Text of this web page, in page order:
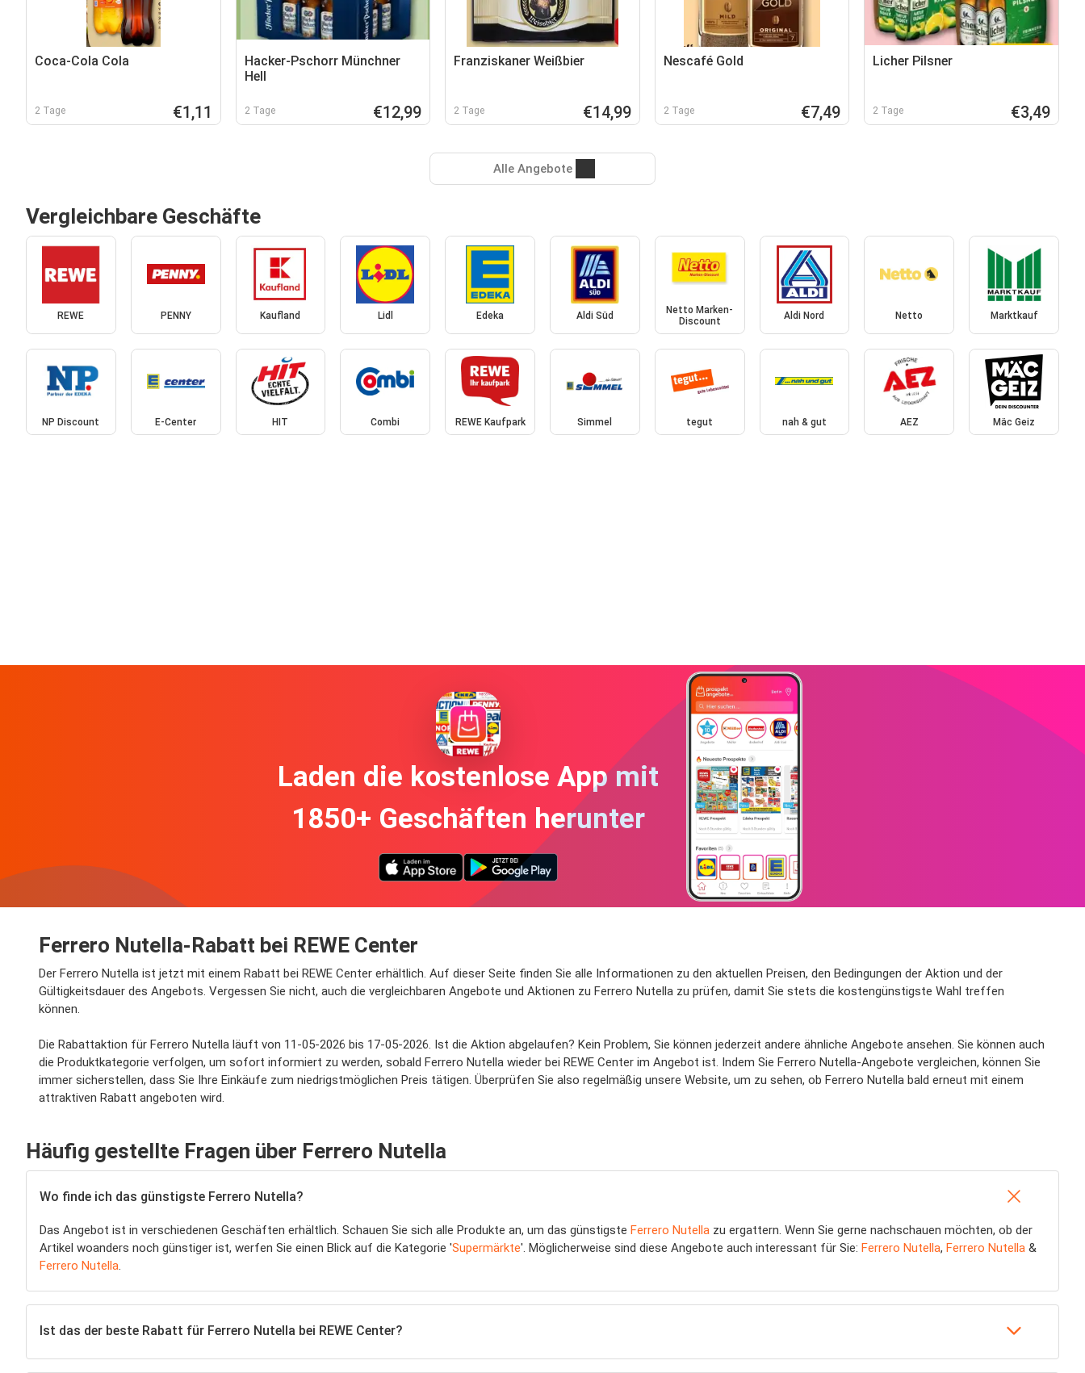
Coca-Cola Cola
2 Tage €1,11
Hacker-Pschorr Münchner
Hell
2 Tage €12,99
Franziskaner Weißbier
2 Tage €14,99
Nescafé Gold
2 Tage €7,49
Licher Pilsner
2 Tage €3,49
Alle Angebote
Vergleichbare Geschäfte
REWE PENNY Kaufland Lidl Edeka Aldi Süd
Netto Marken-
Discount
Aldi Nord Netto Marktkauf
NP Discount E-Center HIT Combi REWE Kaufpark Simmel tegut nah & gut AEZ Mäc Geiz
Laden die kostenlose App mit
1850+ Geschäften herunter
Ferrero Nutella-Rabatt bei REWE Center
Der Ferrero Nutella ist jetzt mit einem Rabatt bei REWE Center erhältlich. Auf dieser Seite finden Sie alle Informationen zu den aktuellen Preisen, den Bedingungen der Aktion und der
Gültigkeitsdauer des Angebots. Vergessen Sie nicht, auch die vergleichbaren Angebote und Aktionen zu Ferrero Nutella zu prüfen, damit Sie stets die kostengünstigste Wahl treffen
können.
Die Rabattaktion für Ferrero Nutella läuft von 11-05-2026 bis 17-05-2026. Ist die Aktion abgelaufen? Kein Problem, Sie können jederzeit andere ähnliche Angebote ansehen. Sie können auch
die Produktkategorie verfolgen, um sofort informiert zu werden, sobald Ferrero Nutella wieder bei REWE Center im Angebot ist. Indem Sie Ferrero Nutella-Angebote vergleichen, können Sie
immer sicherstellen, dass Sie Ihre Einkäufe zum niedrigstmöglichen Preis tätigen. Überprüfen Sie also regelmäßig unsere Website, um zu sehen, ob Ferrero Nutella bald erneut mit einem
attraktiven Rabatt angeboten wird.
Häufig gestellte Fragen über Ferrero Nutella
Wo finde ich das günstigste Ferrero Nutella?
Das Angebot ist in verschiedenen Geschäften erhältlich. Schauen Sie sich alle Produkte an, um das günstigste Ferrero Nutella zu ergattern. Wenn Sie gerne nachschauen möchten, ob der
Artikel woanders noch günstiger ist, werfen Sie einen Blick auf die Kategorie 'Supermärkte'. Möglicherweise sind diese Angebote auch interessant für Sie: Ferrero Nutella, Ferrero Nutella &
Ferrero Nutella.
Ist das der beste Rabatt für Ferrero Nutella bei REWE Center?